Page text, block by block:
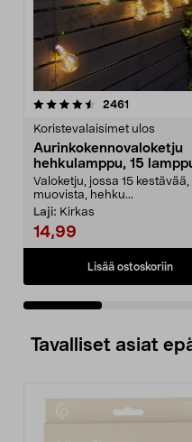
2461
Koristevalaisimet ulos
Aurinkokennovaloketju
hehkulamppu, 15
7,2 m
Valoketju, jossa 15 kestävää,
muovista, hehku...
Laji: Kirkas
14,99
Lisää ostoskoriin
4.5 viidestä
Tavalliset asiat